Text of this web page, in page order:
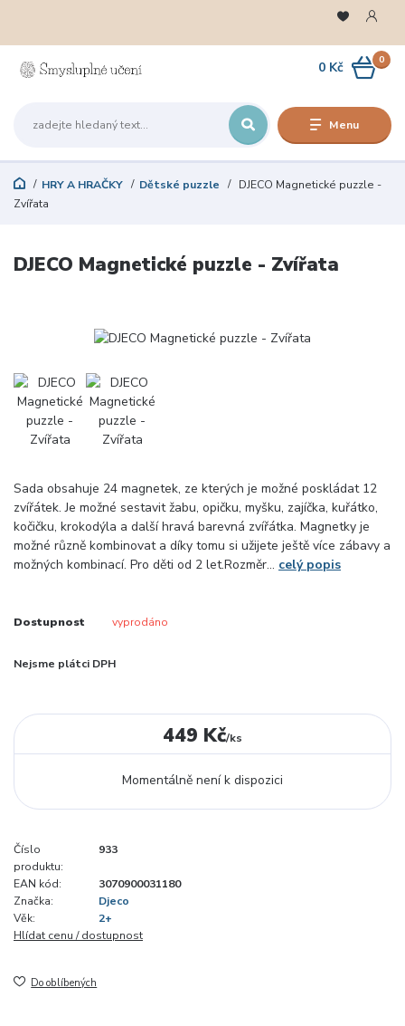
Menu
0
0 Kč
HRY A HRAČKY Dětské puzzle
DJECO Magnetické puzzle -
Zvířata
DJECO Magnetické puzzle - Zvířata
Sada obsahuje 24 magnetek, ze kterých je možné poskládat 12
zvířátek. Je možné sestavit žabu, opičku, myšku, zajíčka, kuřátko,
kočičku, krokodýla a další hravá barevná zvířátka. Magnetky je
možné různě kombinovat a díky tomu si užijete ještě více zábavy a
možných kombinací. Pro děti od 2 let.Rozměr... celý popis
Dostupnost vyprodáno
Nejsme plátci DPH
449 Kč/ks
Momentálně není k dispozici
Číslo
produktu:
933
EAN kód:
3070900031180
Značka:
Djeco
Věk:
2+
Hlídat cenu / dostupnost
Do oblíbených